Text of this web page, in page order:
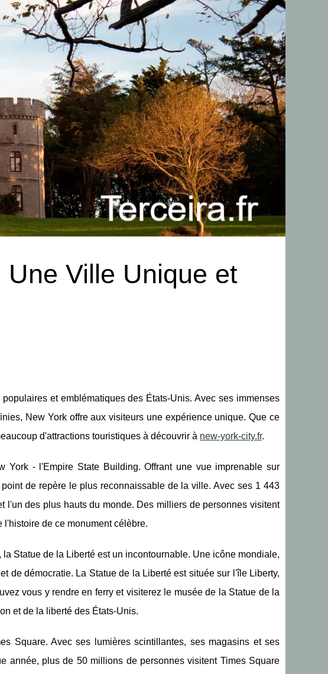
Ville Unique et
et emblématiques des États-Unis. Avec ses immenses
New York offre aux visiteurs une expérience unique. Que ce
d'attractions touristiques à découvrir à new-york-city.fr.
York - l'Empire State Building. Offrant une vue imprenable sur
de repère le plus reconnaissable de la ville. Avec ses 1 443
l'un des plus hauts du monde. Des milliers de personnes visitent
de ce monument célèbre.
Statue de la Liberté est un incontournable. Une icône mondiale,
de démocratie. La Statue de la Liberté est située sur l'île Liberty,
vous y rendre en ferry et visiterez le musée de la Statue de la
et de la liberté des États-Unis.
Square. Avec ses lumières scintillantes, ses magasins et ses
année, plus de 50 millions de personnes visitent Times Square